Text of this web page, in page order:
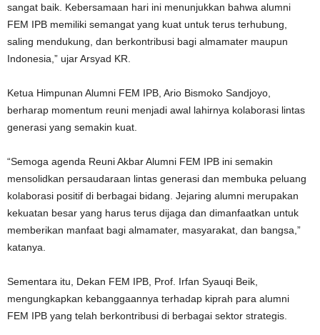
sangat baik. Kebersamaan hari ini menunjukkan bahwa alumni
FEM IPB memiliki semangat yang kuat untuk terus terhubung,
saling mendukung, dan berkontribusi bagi almamater maupun
Indonesia,” ujar Arsyad KR.
Ketua Himpunan Alumni FEM IPB, Ario Bismoko Sandjoyo,
berharap momentum reuni menjadi awal lahirnya kolaborasi lintas
generasi yang semakin kuat.
“Semoga agenda Reuni Akbar Alumni FEM IPB ini semakin
mensolidkan persaudaraan lintas generasi dan membuka peluang
kolaborasi positif di berbagai bidang. Jejaring alumni merupakan
kekuatan besar yang harus terus dijaga dan dimanfaatkan untuk
memberikan manfaat bagi almamater, masyarakat, dan bangsa,”
katanya.
Sementara itu, Dekan FEM IPB, Prof. Irfan Syauqi Beik,
mengungkapkan kebanggaannya terhadap kiprah para alumni
FEM IPB yang telah berkontribusi di berbagai sektor strategis.